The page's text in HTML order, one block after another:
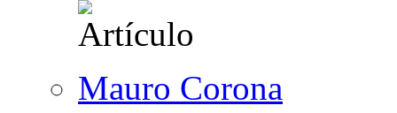
Mauro Corona